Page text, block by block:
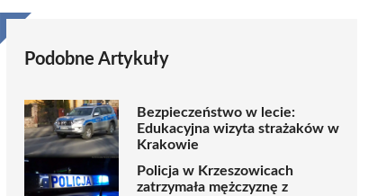
Podobne Artykuły
Bezpieczeństwo w lecie:
Edukacyjna wizyta strażaków w
Krakowie
Policja w Krzeszowicach
zatrzymała mężczyznę z